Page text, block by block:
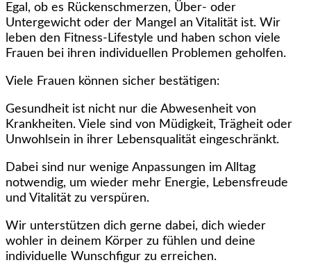
Egal, ob es Rückenschmerzen, Über- oder
Untergewicht oder der Mangel an Vitalität ist. Wir
leben den Fitness-Lifestyle und haben schon viele
Frauen bei ihren individuellen Problemen geholfen.
Viele Frauen können sicher bestätigen:
Gesundheit ist nicht nur die Abwesenheit von
Krankheiten. Viele sind von Müdigkeit, Trägheit oder
Unwohlsein in ihrer Lebensqualität eingeschränkt.
Dabei sind nur wenige Anpassungen im Alltag
notwendig, um wieder mehr Energie, Lebensfreude
und Vitalität zu verspüren.
Wir unterstützen dich gerne dabei, dich wieder
wohler in deinem Körper zu fühlen und deine
individuelle Wunschfigur zu erreichen.